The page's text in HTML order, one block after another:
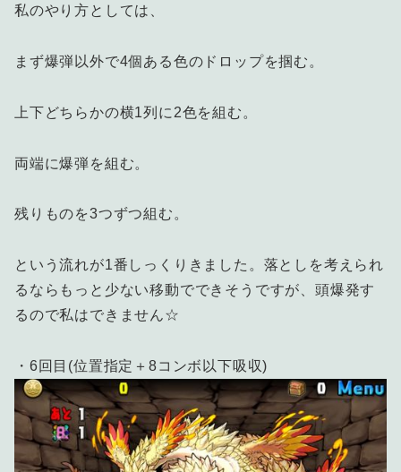
私のやり方としては、
まず爆弾以外で4個ある色のドロップを掴む。
上下どちらかの横1列に2色を組む。
両端に爆弾を組む。
残りものを3つずつ組む。
という流れが1番しっくりきました。落としを考えられ
るならもっと少ない移動でできそうですが、頭爆発す
るので私はできません☆
・6回目(位置指定＋8コンボ以下吸収)